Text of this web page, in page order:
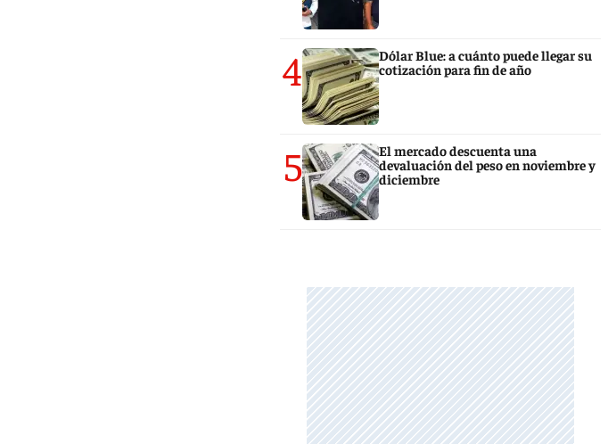
4
Dólar Blue: a cuánto puede llegar su
cotización para fin de año
5
El mercado descuenta una
devaluación del peso en noviembre y
diciembre